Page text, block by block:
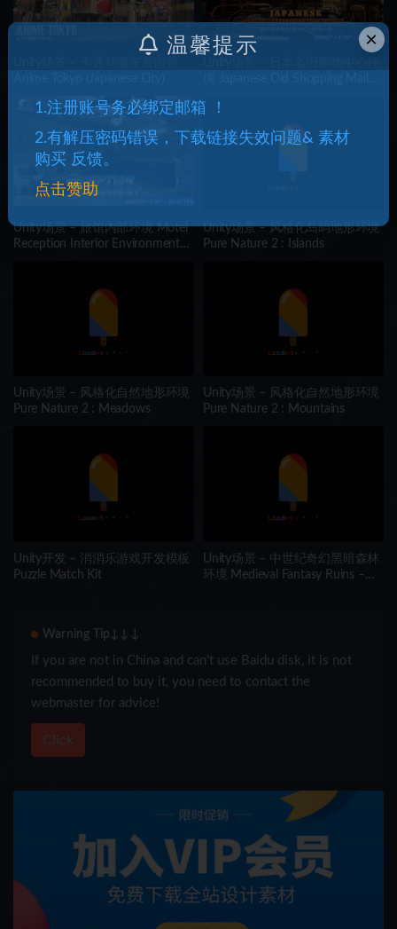
Abandoned)
Unity场景 – 旅馆内部环境 Motel
Reception Interior Environment
Unity场景 – 风格化岛屿地形环境
Pure Nature 2 : Islands
Unity场景 – 风格化自然地形环境
Pure Nature 2 : Meadows
Unity场景 – 风格化自然地形环境
Pure Nature 2 : Mountains
Unity开发 – 消消乐游戏开发模板
Puzzle Match Kit
Unity场景 – 中世纪奇幻黑暗森林
环境 Medieval Fantasy Ruins –
Warning Tip↓↓↓
If you are not in China and can’t use Baidu disk, it is not
recommended to buy it, you need to contact the
webmaster for advice!
Click
×
温馨提示
1.注册账号务必绑定邮箱 ！
2.有解压密码错误，下载链接失效问题& 素材
购买 反馈。
点击赞助